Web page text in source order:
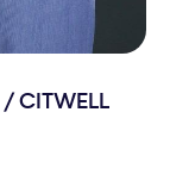
/ CITWELL